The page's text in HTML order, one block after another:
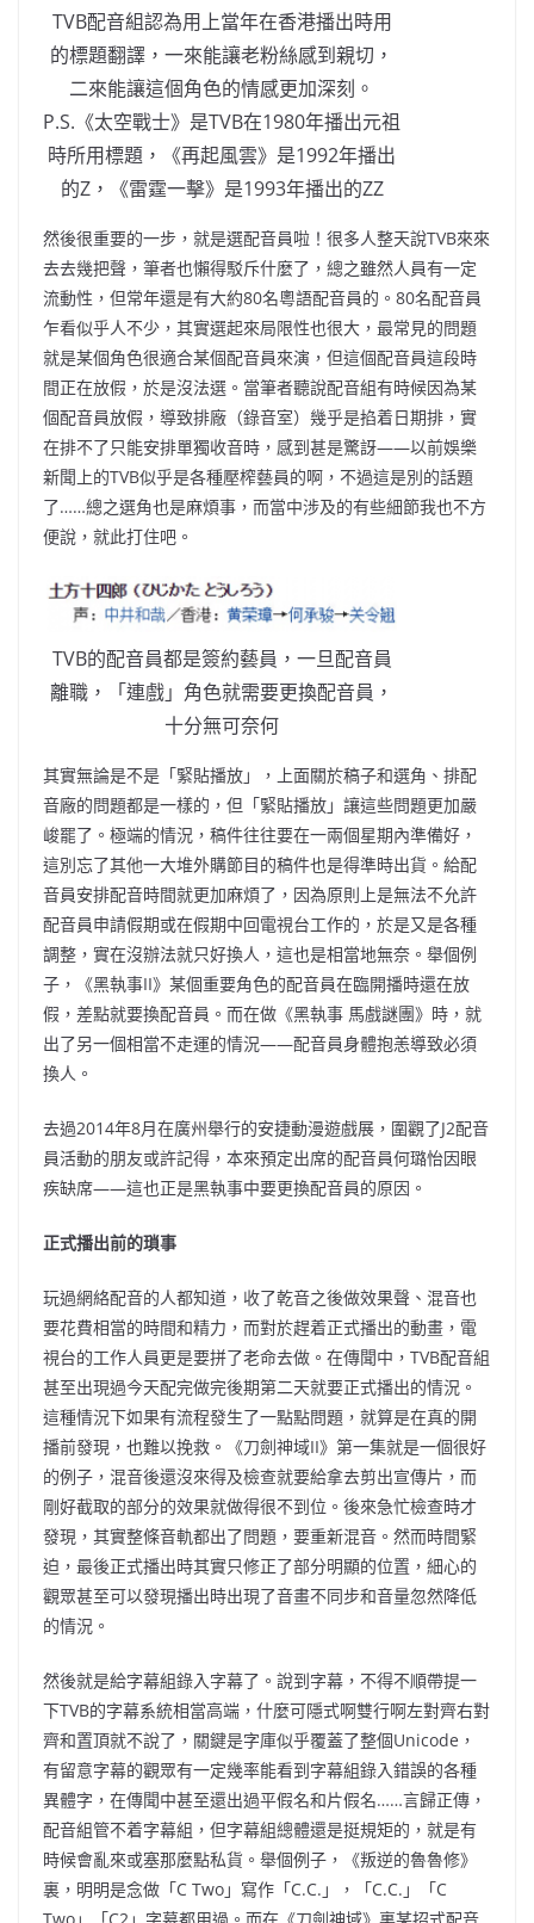
TVB配音組認為用上當年在香港播出時用
的標題翻譯，一來能讓老粉絲感到親切，
二來能讓這個角色的情感更加深刻。
P.S.《太空戰士》是TVB在1980年播出元祖
時所用標題，《再起風雲》是1992年播出
的Z，《雷霆一擊》是1993年播出的ZZ
然後很重要的一步，就是選配音員啦！很多人整天說TVB來來
去去幾把聲，筆者也懶得駁斥什麼了，總之雖然人員有一定
流動性，但常年還是有大約80名粵語配音員的。80名配音員
乍看似乎人不少，其實選起來局限性也很大，最常見的問題
就是某個角色很適合某個配音員來演，但這個配音員這段時
間正在放假，於是沒法選。當筆者聽說配音組有時候因為某
個配音員放假，導致排廠（錄音室）幾乎是掐着日期排，實
在排不了只能安排單獨收音時，感到甚是驚訝——以前娛樂
新聞上的TVB似乎是各種壓榨藝員的啊，不過這是別的話題
了……總之選角也是麻煩事，而當中涉及的有些細節我也不方
便說，就此打住吧。
TVB的配音員都是簽約藝員，一旦配音員
離職，「連戲」角色就需要更換配音員，
十分無可奈何
其實無論是不是「緊貼播放」，上面關於稿子和選角、排配
音廠的問題都是一樣的，但「緊貼播放」讓這些問題更加嚴
峻罷了。極端的情況，稿件往往要在一兩個星期內準備好，
這別忘了其他一大堆外購節目的稿件也是得準時出貨。給配
音員安排配音時間就更加麻煩了，因為原則上是無法不允許
配音員申請假期或在假期中回電視台工作的，於是又是各種
調整，實在沒辦法就只好換人，這也是相當地無奈。舉個例
子，《黑執事II》某個重要角色的配音員在臨開播時還在放
假，差點就要換配音員。而在做《黑執事 馬戲謎團》時，就
出了另一個相當不走運的情況——配音員身體抱恙導致必須
換人。
去過2014年8月在廣州舉行的安捷動漫遊戲展，圍觀了J2配音
員活動的朋友或許記得，本來預定出席的配音員何璐怡因眼
疾缺席——這也正是黑執事中要更換配音員的原因。
正式播出前的瑣事
玩過網絡配音的人都知道，收了乾音之後做效果聲、混音也
要花費相當的時間和精力，而對於趕着正式播出的動畫，電
視台的工作人員更是要拼了老命去做。在傳聞中，TVB配音組
甚至出現過今天配完做完後期第二天就要正式播出的情況。
這種情況下如果有流程發生了一點點問題，就算是在真的開
播前發現，也難以挽救。《刀劍神域II》第一集就是一個很好
的例子，混音後還沒來得及檢查就要給拿去剪出宣傳片，而
剛好截取的部分的效果就做得很不到位。後來急忙檢查時才
發現，其實整條音軌都出了問題，要重新混音。然而時間緊
迫，最後正式播出時其實只修正了部分明顯的位置，細心的
觀眾甚至可以發現播出時出現了音畫不同步和音量忽然降低
的情況。
然後就是給字幕組錄入字幕了。說到字幕，不得不順帶提一
下TVB的字幕系統相當高端，什麼可隱式啊雙行啊左對齊右對
齊和置頂就不說了，關鍵是字庫似乎覆蓋了整個Unicode，
有留意字幕的觀眾有一定幾率能看到字幕組錄入錯誤的各種
異體字，在傳聞中甚至還出過平假名和片假名……言歸正傳，
配音組管不着字幕組，但字幕組總體還是挺規矩的，就是有
時候會亂來或塞那麼點私貨。舉個例子，《叛逆的魯魯修》
裏，明明是念做「C Two」寫作「C.C.」，「C.C.」「C